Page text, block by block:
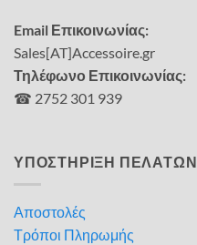
Email Επικοινωνίας:
Sales[AT]Accessoire.gr
Τηλέφωνο Επικοινωνίας:
☎ 2752 301 939
ΥΠΟΣΤΗΡΙΞΗ ΠΕΛΑΤΩΝ
Αποστολές
Τρόποι Πληρωμής